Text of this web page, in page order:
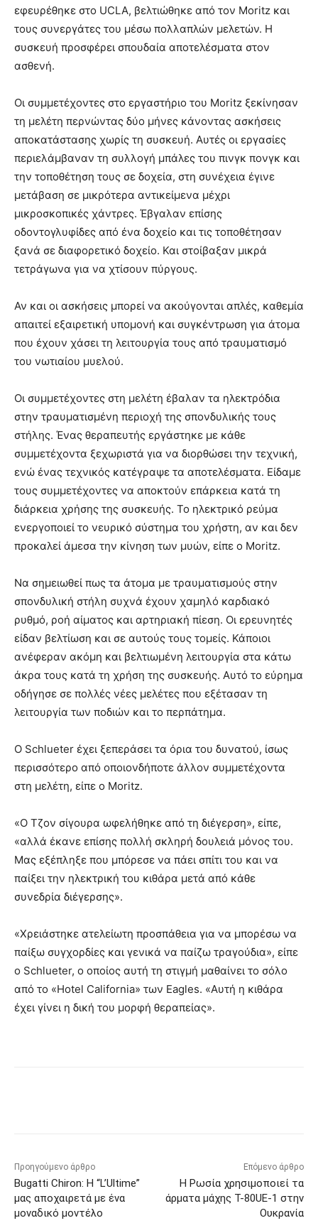
εφευρέθηκε στο UCLA, βελτιώθηκε από τον Moritz και
τους συνεργάτες του μέσω πολλαπλών μελετών. Η
συσκευή προσφέρει σπουδαία αποτελέσματα στον
ασθενή.
Οι συμμετέχοντες στο εργαστήριο του Moritz ξεκίνησαν
τη μελέτη περνώντας δύο μήνες κάνοντας ασκήσεις
αποκατάστασης χωρίς τη συσκευή. Αυτές οι εργασίες
περιελάμβαναν τη συλλογή μπάλες του πινγκ πονγκ και
την τοποθέτηση τους σε δοχεία, στη συνέχεια έγινε
μετάβαση σε μικρότερα αντικείμενα μέχρι
μικροσκοπικές χάντρες. Έβγαλαν επίσης
οδοντογλυφίδες από ένα δοχείο και τις τοποθέτησαν
ξανά σε διαφορετικό δοχείο. Και στοίβαξαν μικρά
τετράγωνα για να χτίσουν πύργους.
Αν και οι ασκήσεις μπορεί να ακούγονται απλές, καθεμία
απαιτεί εξαιρετική υπομονή και συγκέντρωση για άτομα
που έχουν χάσει τη λειτουργία τους από τραυματισμό
του νωτιαίου μυελού.
Οι συμμετέχοντες στη μελέτη έβαλαν τα ηλεκτρόδια
στην τραυματισμένη περιοχή της σπονδυλικής τους
στήλης. Ένας θεραπευτής εργάστηκε με κάθε
συμμετέχοντα ξεχωριστά για να διορθώσει την τεχνική,
ενώ ένας τεχνικός κατέγραψε τα αποτελέσματα. Είδαμε
τους συμμετέχοντες να αποκτούν επάρκεια κατά τη
διάρκεια χρήσης της συσκευής. Το ηλεκτρικό ρεύμα
ενεργοποιεί το νευρικό σύστημα του χρήστη, αν και δεν
προκαλεί άμεσα την κίνηση των μυών, είπε ο Moritz.
Να σημειωθεί πως τα άτομα με τραυματισμούς στην
σπονδυλική στήλη συχνά έχουν χαμηλό καρδιακό
ρυθμό, ροή αίματος και αρτηριακή πίεση. Οι ερευνητές
είδαν βελτίωση και σε αυτούς τους τομείς. Κάποιοι
ανέφεραν ακόμη και βελτιωμένη λειτουργία στα κάτω
άκρα τους κατά τη χρήση της συσκευής. Αυτό το εύρημα
οδήγησε σε πολλές νέες μελέτες που εξέτασαν τη
λειτουργία των ποδιών και το περπάτημα.
Ο Schlueter έχει ξεπεράσει τα όρια του δυνατού, ίσως
περισσότερο από οποιονδήποτε άλλον συμμετέχοντα
στη μελέτη, είπε ο Moritz.
«Ο Τζον σίγουρα ωφελήθηκε από τη διέγερση», είπε,
«αλλά έκανε επίσης πολλή σκληρή δουλειά μόνος του.
Μας εξέπληξε που μπόρεσε να πάει σπίτι του και να
παίξει την ηλεκτρική του κιθάρα μετά από κάθε
συνεδρία διέγερσης».
«Χρειάστηκε ατελείωτη προσπάθεια για να μπορέσω να
παίξω συγχορδίες και γενικά να παίζω τραγούδια», είπε
ο Schlueter, ο οποίος αυτή τη στιγμή μαθαίνει το σόλο
από το «Hotel California» των Eagles. «Αυτή η κιθάρα
έχει γίνει η δική του μορφή θεραπείας».
Προηγούμενο άρθρο
Bugatti Chiron: Η “L’Ultime”
μας αποχαιρετά με ένα
μοναδικό μοντέλο
Επόμενο άρθρο
Η Ρωσία χρησιμοποιεί τα
άρματα μάχης T-80UE-1 στην
Ουκρανία